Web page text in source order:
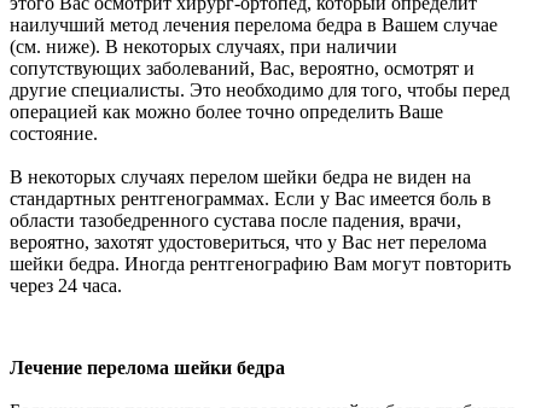
наилучший метод лечения перелома бедра в Вашем случае
(см. ниже). В некоторых случаях, при наличии
сопутствующих заболеваний, Вас, вероятно, осмотрят и
другие специалисты. Это необходимо для того, чтобы перед
операцией как можно более точно определить Ваше
состояние.
В некоторых случаях перелом шейки бедра не виден на
стандартных рентгенограммах. Если у Вас имеется боль в
области тазобедренного сустава после падения, врачи,
вероятно, захотят удостовериться, что у Вас нет перелома
шейки бедра. Иногда рентгенографию Вам могут повторить
через 24 часа.
Лечение перелома шейки бедра